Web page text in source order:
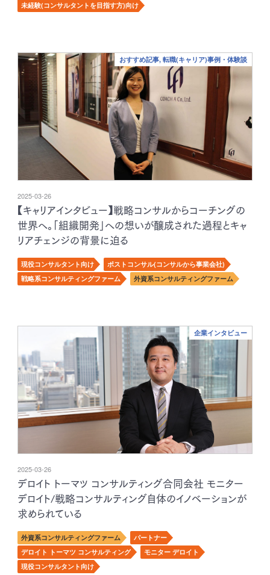
未経験(コンサルタントを目指す方)向け
おすすめ記事, 転職(キャリア)事例・体験談
2025-03-26
【キャリアインタビュー】戦略コンサルからコーチングの
世界へ。「組織開発」への想いが醸成された過程とキャ
リアチェンジの背景に迫る
現役コンサルタント向け
ポストコンサル(コンサルから事業会社)
戦略系コンサルティングファーム
外資系コンサルティングファーム
企業インタビュー
2025-03-26
デロイト トーマツ コンサルティング合同会社 モニター
デロイト/戦略コンサルティング自体のイノベーションが
求められている
外資系コンサルティングファーム
パートナー
デロイト トーマツ コンサルティング
モニター デロイト
現役コンサルタント向け